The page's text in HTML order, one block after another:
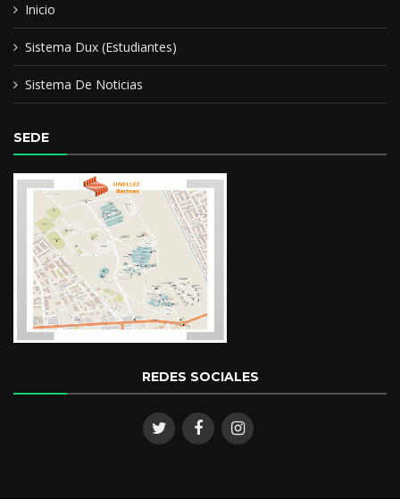
Inicio
Sistema Dux (Estudiantes)
Sistema De Noticias
SEDE
REDES SOCIALES